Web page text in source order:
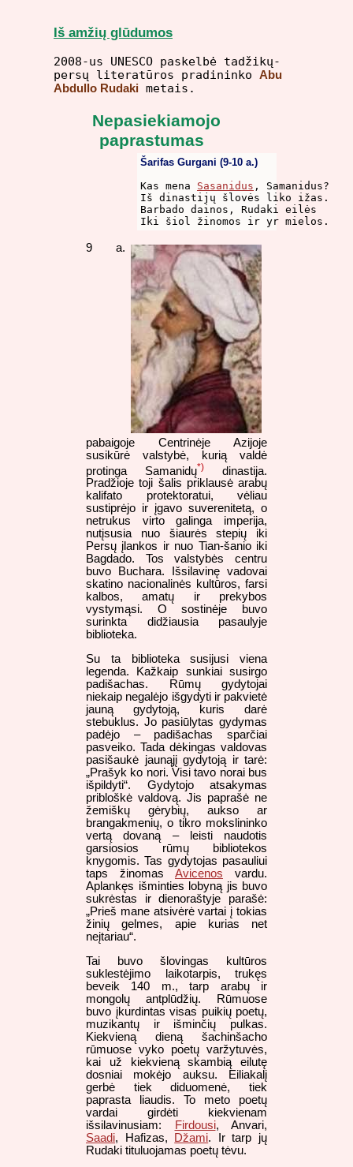
Iš amžių glūdumos
2008-us UNESCO paskelbė tadžikų-
persų literatūros pradininko Abu
Abdullo Rudaki metais.
Nepasiekiamojo
paprastumas
Šarifas Gurgani (9-10 a.)
Kas mena Sasanidus , Samanidus?
Iš dinastijų šlovės liko ižas.
Barbado dainos, Rudaki eilės
9 a.
pabaigoje Centrinėje Azijoje
susikūrė valstybė, kurią valdė
protinga Samanidų*) dinastija.
Pradžioje toji šalis priklausė arabų
kalifato protektoratui, vėliau
sustiprėjo ir įgavo suverenitetą, o
netrukus virto galinga imperija,
nutįsusia nuo šiaurės stepių iki
Persų įlankos ir nuo Tian-šanio iki
Bagdado. Tos valstybės centru
buvo Buchara. Išsilavinę vadovai
skatino nacionalinės kultūros, farsi
kalbos, amatų ir prekybos
vystymąsi. O sostinėje buvo
surinkta didžiausia pasaulyje
biblioteka.
Su ta biblioteka susijusi viena
legenda. Kažkaip sunkiai susirgo
padišachas. Rūmų gydytojai
niekaip negalėjo išgydyti ir pakvietė
jauną gydytoją, kuris darė
stebuklus. Jo pasiūlytas gydymas
padėjo – padišachas sparčiai
pasveiko. Tada dėkingas valdovas
pasišaukė jaunąjį gydytoją ir tarė:
„Prašyk ko nori. Visi tavo norai bus
išpildyti“. Gydytojo atsakymas
pribloškė valdovą. Jis paprašė ne
žemiškų gėrybių, aukso ar
brangakmenių, o tikro mokslininko
vertą dovaną – leisti naudotis
garsiosios rūmų bibliotekos
knygomis. Tas gydytojas pasauliui
taps žinomas Avicenos vardu.
Aplankęs išminties lobyną jis buvo
sukrėstas ir dienoraštyje parašė:
„Prieš mane atsivėrė vartai į tokias
žinių gelmes, apie kurias net
neįtariau“.
Tai buvo šlovingas kultūros
suklestėjimo laikotarpis, trukęs
beveik 140 m., tarp arabų ir
mongolų antplūdžių. Rūmuose
buvo įkurdintas visas puikių poetų,
muzikantų ir išminčių pulkas.
Kiekvieną dieną šachinšacho
rūmuose vyko poetų varžytuvės,
kai už kiekvieną skambią eilutę
dosniai mokėjo auksu. Eiliakalį
gerbė tiek diduomenė, tiek
paprasta liaudis. To meto poetų
vardai girdėti kiekvienam
išsilavinusiam:
Firdousi, Anvari,
Saadi, Hafizas, Džami. Ir tarp jų
Rudaki tituluojamas poetų tėvu.